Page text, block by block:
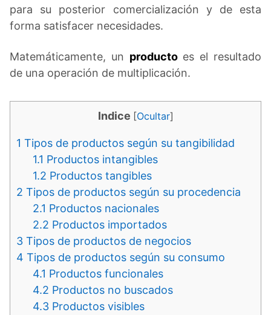
para su posterior comercialización y de esta
forma satisfacer necesidades.
Matemáticamente, un productoes el resultado
de una operación de multiplicación.
Indice [Ocultar]
1 Tipos de productos según su tangibilidad
1.1 Productos intangibles
1.2 Productos tangibles
2 Tipos de productos según su procedencia
2.1 Productos nacionales
2.2 Productos importados
3 Tipos de productos de negocios
4 Tipos de productos según su consumo
4.1 Productos funcionales
4.2 Productos no buscados
4.3 Productos visibles